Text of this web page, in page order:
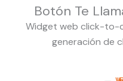
Botón Te
Widget web click-to-
generación de